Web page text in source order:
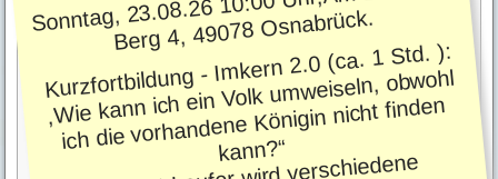
Berg 4, 49078 Osnabrück.
Kurzfortbildung - Imkern 2.0 (ca. 1 Std. ):
,Wie kann ich ein Volk umweiseln, obwohl
ich die vorhandene Königin nicht finden
kann?“